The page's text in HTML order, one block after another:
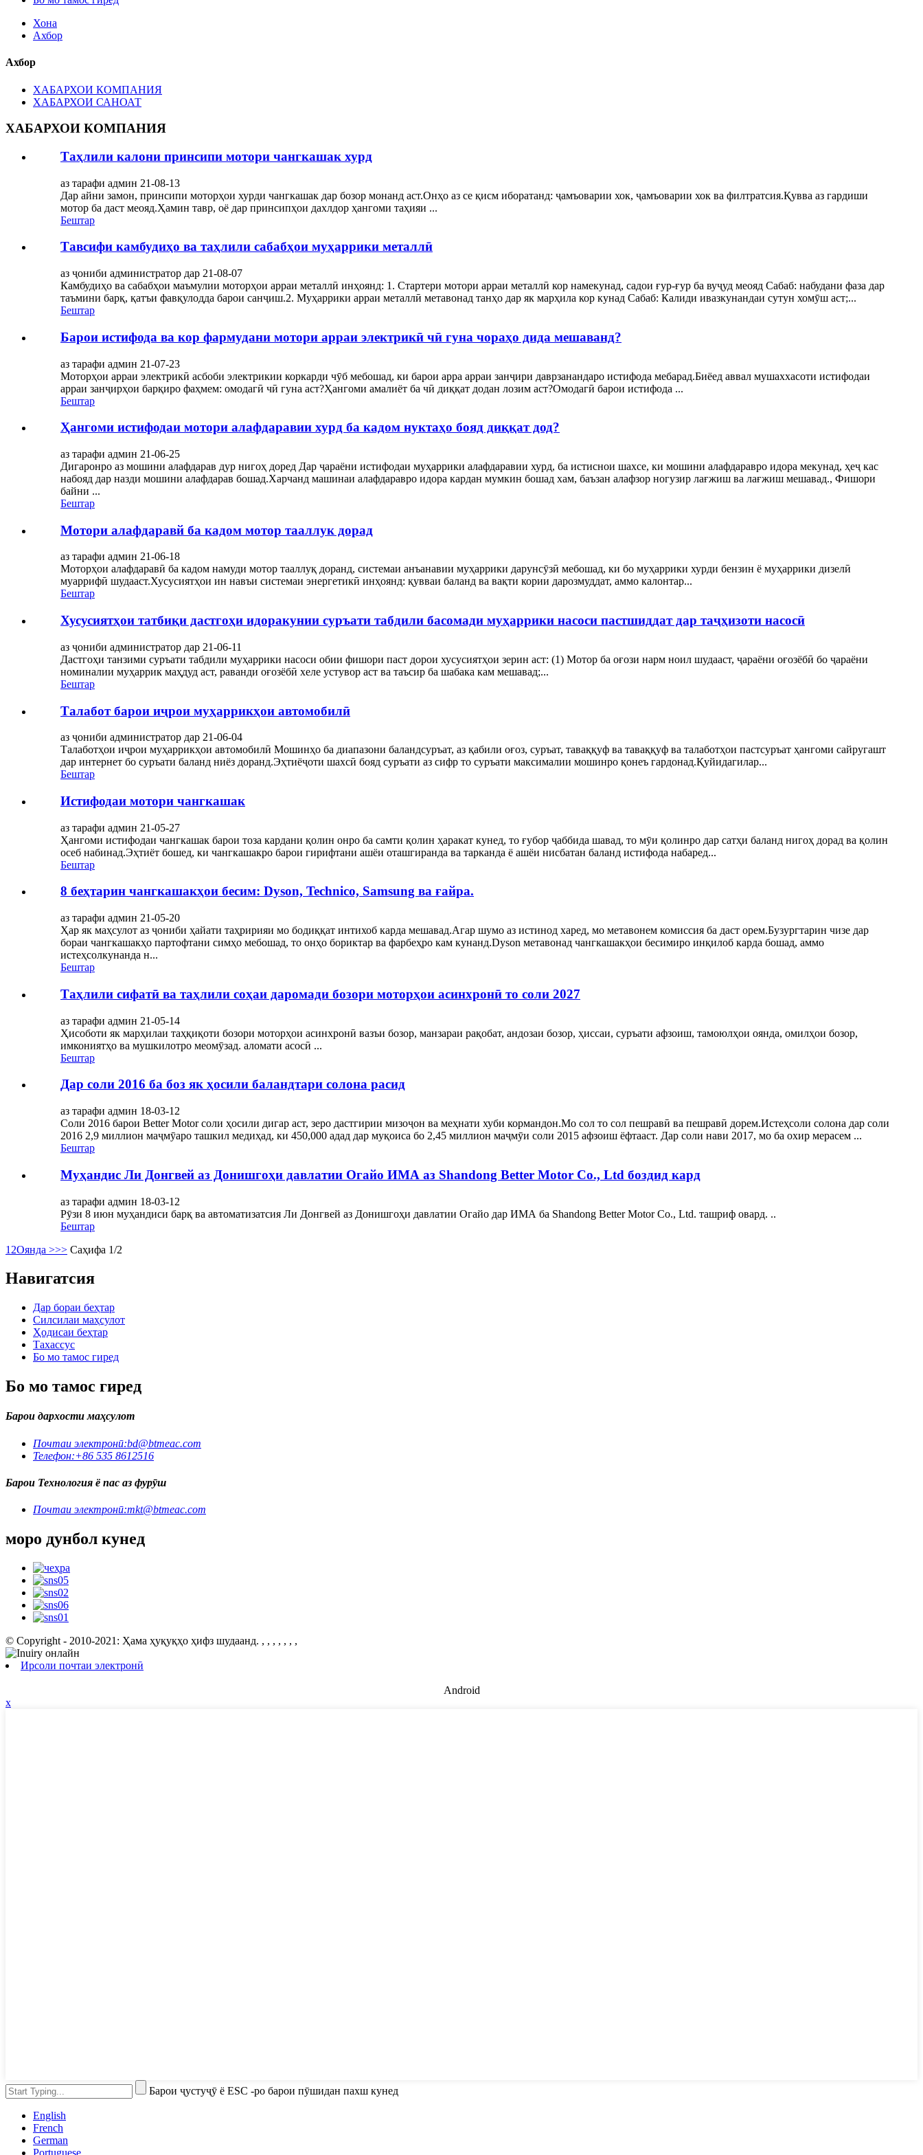
Хона
Ахбор
Ахбор
ХАБАРХОИ КОМПАНИЯ
ХАБАРХОИ САНОАТ
ХАБАРХОИ КОМПАНИЯ
Таҳлили калони принсипи мотори чангкашак хурд
аз тарафи админ 21-08-13
Дар айни замон, принсипи моторҳои хурди чангкашак дар бозор монанд аст.Онҳо аз се қисм иборатанд: ҷамъоварии хок, ҷамъоварии хок ва филтратсия.Қувва аз гардиши
мотор ба даст меояд.Ҳамин тавр, оё дар принсипҳои дахлдор ҳангоми таҳияи ...
Бештар
Тавсифи камбудиҳо ва таҳлили сабабҳои муҳаррики металлӣ
аз ҷониби администратор дар 21-08-07
Камбудиҳо ва сабабҳои маъмулии моторҳои арраи металлӣ инҳоянд: 1. Стартери мотори арраи металлӣ кор намекунад, садои ғур-ғур ба вуҷуд меояд Сабаб: набудани фаза дар
таъмини барқ, қатъи фавқулодда барои санҷиш.2. Муҳаррики арраи металлӣ метавонад танҳо дар як марҳила кор кунад Сабаб: Калиди ивазкунандаи сутун хомӯш аст;...
Бештар
Барои истифода ва кор фармудани мотори арраи электрикӣ чӣ гуна чораҳо дида мешаванд?
аз тарафи админ 21-07-23
Моторҳои арраи электрикӣ асбоби электрикии коркарди чӯб мебошад, ки барои арра арраи занҷири даврзанандаро истифода мебарад.Биёед аввал мушаххасоти истифодаи
арраи занҷирҳои барқиро фаҳмем: омодагӣ чӣ гуна аст?Ҳангоми амалиёт ба чӣ диққат додан лозим аст?Омодагӣ барои истифода ...
Бештар
Ҳангоми истифодаи мотори алафдаравии хурд ба кадом нуктаҳо бояд диққат дод?
аз тарафи админ 21-06-25
Дигаронро аз мошини алафдарав дур нигоҳ доред Дар ҷараёни истифодаи муҳаррики алафдаравии хурд, ба истиснои шахсе, ки мошини алафдаравро идора мекунад, ҳеҷ кас
набояд дар назди мошини алафдарав бошад.Харчанд машинаи алафдаравро идора кардан мумкин бошад хам, баъзан алафзор ногузир лағжиш ва лағжиш мешавад., Фишори
байни ...
Бештар
Мотори алафдаравй ба кадом мотор тааллук дорад
аз тарафи админ 21-06-18
Моторҳои алафдаравӣ ба кадом намуди мотор тааллуқ доранд, системаи анъанавии муҳаррики дарунсӯзӣ мебошад, ки бо муҳаррики хурди бензин ё муҳаррики дизелӣ
муаррифӣ шудааст.Хусусиятҳои ин навъи системаи энергетикӣ инҳоянд: қувваи баланд ва вақти кории дарозмуддат, аммо калонтар...
Бештар
Хусусиятҳои татбиқи дастгоҳи идоракунии суръати табдили басомади муҳаррики насоси пастшиддат дар таҷҳизоти насосӣ
аз ҷониби администратор дар 21-06-11
Дастгоҳи танзими суръати табдили муҳаррики насоси обии фишори паст дорои хусусиятҳои зерин аст: (1) Мотор ба оғози нарм ноил шудааст, ҷараёни оғозёбӣ бо ҷараёни
номиналии муҳаррик маҳдуд аст, раванди оғозёбӣ хеле устувор аст ва таъсир ба шабака кам мешавад;...
Бештар
Талабот барои иҷрои муҳаррикҳои автомобилӣ
аз ҷониби администратор дар 21-06-04
Талаботҳои иҷрои муҳаррикҳои автомобилӣ Мошинҳо ба диапазони баландсуръат, аз қабили оғоз, суръат, таваққуф ва таваққуф ва талаботҳои пастсуръат ҳангоми сайругашт
дар интернет бо суръати баланд ниёз доранд.Эҳтиёҷоти шахсӣ бояд суръати аз сифр то суръати максималии мошинро қонеъ гардонад.Қуйидагилар...
Бештар
Истифодаи мотори чангкашак
аз тарафи админ 21-05-27
Ҳангоми истифодаи чангкашак барои тоза кардани қолин онро ба самти қолин ҳаракат кунед, то ғубор ҷаббида шавад, то мӯи қолинро дар сатҳи баланд нигоҳ дорад ва қолин
осеб набинад.Эҳтиёт бошед, ки чангкашакро барои гирифтани ашёи оташгиранда ва тарканда ё ашёи нисбатан баланд истифода набаред...
Бештар
8 беҳтарин чангкашакҳои бесим: Dyson, Technico, Samsung ва ғайра.
аз тарафи админ 21-05-20
Ҳар як маҳсулот аз ҷониби ҳайати таҳририяи мо бодиққат интихоб карда мешавад.Агар шумо аз истинод харед, мо метавонем комиссия ба даст орем.Бузургтарин чизе дар
бораи чангкашакҳо партофтани симҳо мебошад, то онҳо бориктар ва фарбеҳро кам кунанд.Dyson метавонад чангкашакҳои бесимиро инқилоб карда бошад, аммо
истеҳсолкунанда н...
Бештар
Таҳлили сифатӣ ва таҳлили соҳаи даромади бозори моторҳои асинхронӣ то соли 2027
аз тарафи админ 21-05-14
Ҳисоботи як марҳилаи таҳқиқоти бозори моторҳои асинхронӣ вазъи бозор, манзараи рақобат, андозаи бозор, ҳиссаи, суръати афзоиш, тамоюлҳои оянда, омилҳои бозор,
имкониятҳо ва мушкилотро меомӯзад. аломати асосӣ ...
Бештар
Дар соли 2016 ба боз як ҳосили баландтари солона расид
аз тарафи админ 18-03-12
Соли 2016 барои Better Motor соли ҳосили дигар аст, зеро дастгирии мизоҷон ва меҳнати хуби кормандон.Мо сол то сол пешравӣ ва пешравӣ дорем.Истеҳсоли солона дар соли
2016 2,9 миллион маҷмӯаро ташкил медиҳад, ки 450,000 адад дар муқоиса бо 2,45 миллион маҷмӯи соли 2015 афзоиш ёфтааст. Дар соли нави 2017, мо ба охир мерасем ...
Бештар
Муҳандис Ли Донгвей аз Донишгоҳи давлатии Огайо ИМА аз Shandong Better Motor Co., Ltd боздид кард
аз тарафи админ 18-03-12
Рӯзи 8 июн муҳандиси барқ ​​ва автоматизатсия Ли Донгвей аз Донишгоҳи давлатии Огайо дар ИМА ба Shandong Better Motor Co., Ltd. ташриф овард. ..
Бештар
1 2Оянда >>> Саҳифа 1/2
Навигатсия
Дар бораи беҳтар
Силсилаи маҳсулот
Ҳодисаи беҳтар
Тахассус
Бо мо тамос гиред
Бо мо тамос гиред
Барои дархости маҳсулот
Почтаи электронӣ:bd@btmeac.com
Телефон:+86 535 8612516
Барои Технология ё пас аз фурӯш
Почтаи электронӣ:mkt@btmeac.com
моро дунбол кунед
© Copyright - 2010-2021: Ҳама ҳуқуқҳо ҳифз шудаанд. , , , , , , ,
Ирсоли почтаи электронӣ
Android
x
Барои ҷустуҷӯ ё ESC -ро барои пӯшидан пахш кунед
English
French
German
Portuguese